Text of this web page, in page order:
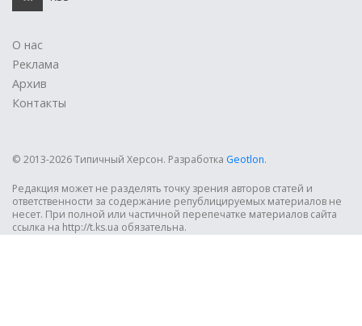
О нас
Реклама
Архив
Контакты
© 2013-2026 Типичный Херсон. Разработка Geotlon.
Редакция может не разделять точку зрения авторов статей и
ответственности за содержание републицируемых материалов не
несет. При полной или частичной перепечатке материалов сайта
ссылка на http://t.ks.ua обязательна.